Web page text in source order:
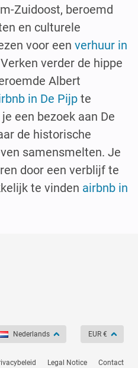
Zuidoost, beroemd
en culturele
voor een verhuur in
verder de hippe
Albert
in De Pijp te
een bezoek aan De
de historische
samensmelten. Je
door een verblijf te
te vinden airbnb in
Nederlands EUR €
Legal Notice Contact